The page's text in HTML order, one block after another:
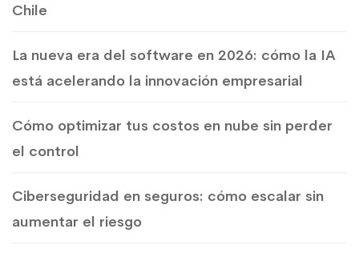
Chile
La nueva era del software en 2026: cómo la IA
está acelerando la innovación empresarial
Cómo optimizar tus costos en nube sin perder
el control
Ciberseguridad en seguros: cómo escalar sin
aumentar el riesgo